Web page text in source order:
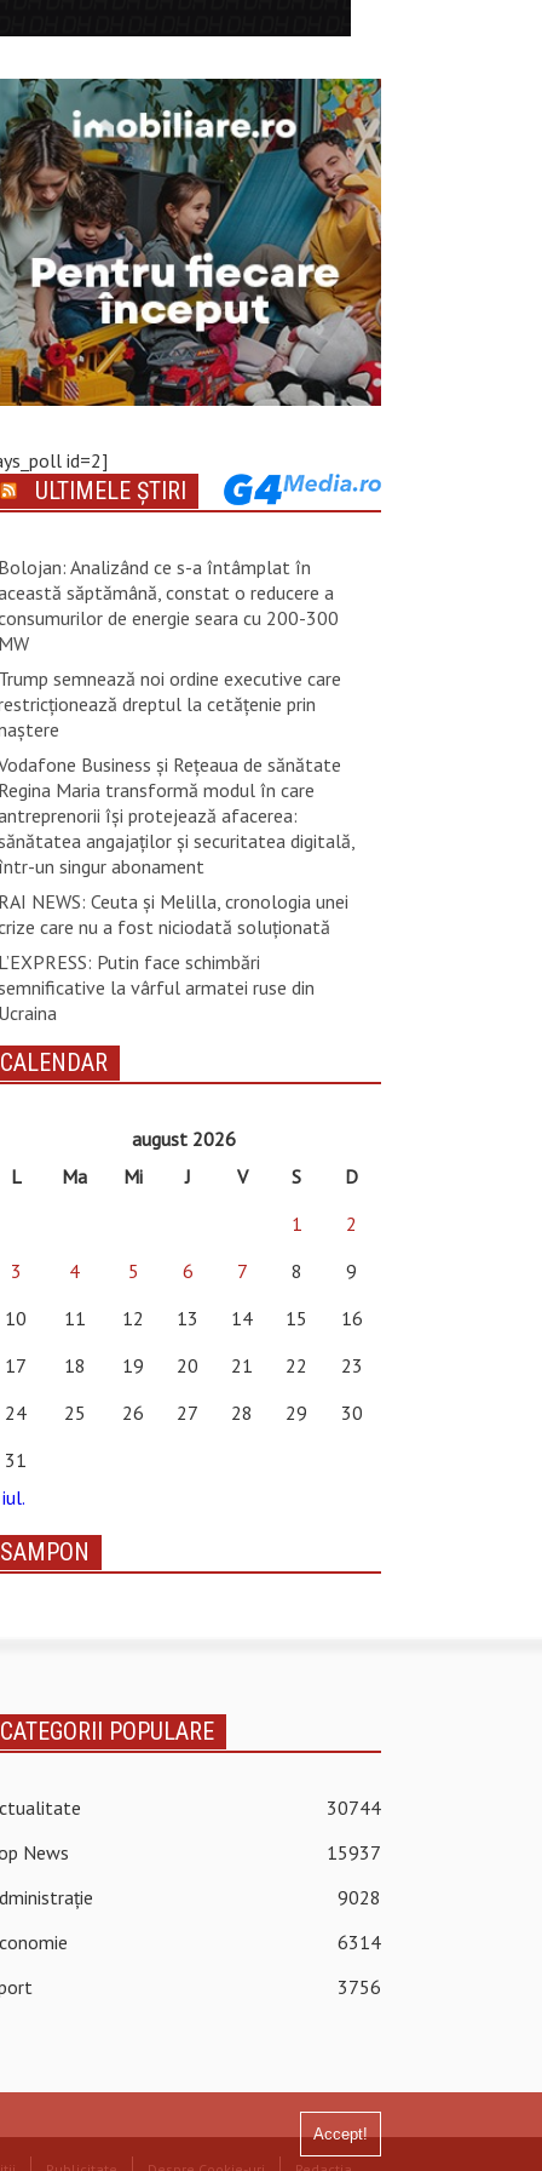
id=2]
ULTIMELE ȘTIRI
Analizând ce s-a întâmplat în
săptămână, constat o reducere a
de energie seara cu 200-300
semnează noi ordine executive care
dreptul la cetăţenie prin
Business și Rețeaua de sănătate
Maria transformă modul în care
își protejează afacerea:
angajaților și securitatea digitală,
un singur abonament
NEWS: Ceuta și Melilla, cronologia unei
care nu a fost niciodată soluționată
Putin face schimbări
la vârful armatei ruse din
CALENDAR
august 2026
L
Ma Mi J V S
D
1
2
3
4 5 6 7 8
9
10
11 12 13 14 15
16
17
18 19 20 21 22
23
24
25 26 27 28 29
30
31
SAMPON
CATEGORII POPULARE
30744
News
15937
9028
6314
3756
Accept!